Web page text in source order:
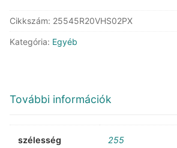
Cikkszám: 25545R20VHS02PX
Kategória: Egyéb
További információk
szélesség 255